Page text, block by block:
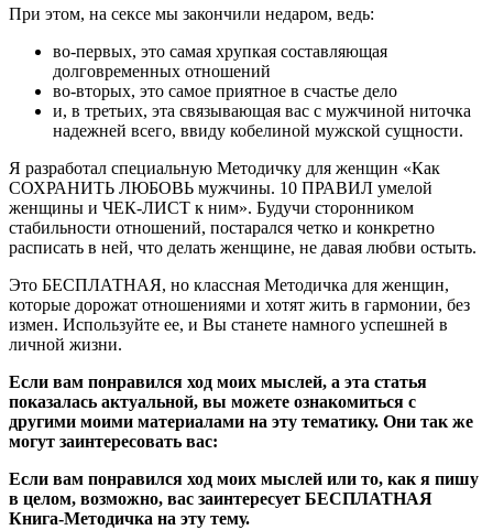
При этом, на сексе мы закончили недаром, ведь:
во-первых, это самая хрупкая составляющая
долговременных отношений
во-вторых, это самое приятное в счастье дело
и, в третьих, эта связывающая вас с мужчиной ниточка
надежней всего, ввиду кобелиной мужской сущности.
Я разработал специальную Методичку для женщин «Как
СОХРАНИТЬ ЛЮБОВЬ мужчины. 10 ПРАВИЛ умелой
женщины и ЧЕК-ЛИСТ к ним». Будучи сторонником
стабильности отношений, постарался четко и конкретно
расписать в ней, что делать женщине, не давая любви остыть.
Это БЕСПЛАТНАЯ, но классная Методичка для женщин,
которые дорожат отношениями и хотят жить в гармонии, без
измен. Используйте ее, и Вы станете намного успешней в
личной жизни.
Если вам понравился ход моих мыслей, а эта статья
показалась актуальной, вы можете ознакомиться с
другими моими материалами на эту тематику. Они так же
могут заинтересовать вас:
Если вам понравился ход моих мыслей или то, как я пишу
в целом, возможно, вас заинтересует БЕСПЛАТНАЯ
Книга-Методичка на эту тему.